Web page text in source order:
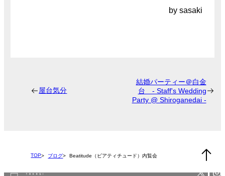
by sasaki
屋台気分
結婚パーティー＠白金
台 - Staff's Wedding
Party @ Shiroganedai -
TOP ブログ Beatitude（ビアティチュード）内覧会